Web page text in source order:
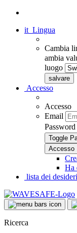
it Lingua
Cambia
ambia
luogo
Accesso
Accesso
Email
Password
Toggle
Ha
lista dei desideri
Ricerca